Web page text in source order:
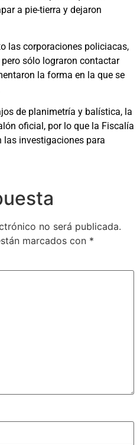
a pie-tierra y dejaron
las corporaciones policiacas,
sólo lograron contactar
la forma en la que se
de planimetría y balística, la
oficial, por lo que la Fiscalía
las investigaciones para
no será publicada.
marcados con *